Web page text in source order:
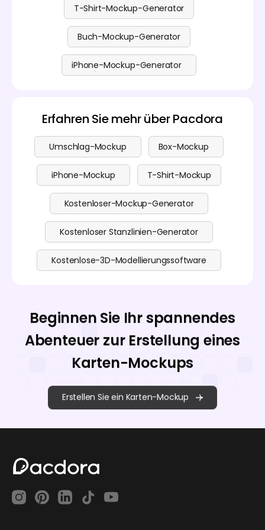
T-Shirt-Mockup-Generator
Buch-Mockup-Generator
iPhone-Mockup-Generator
Erfahren Sie mehr über Pacdora
Umschlag-Mockup Box-Mockup
iPhone-Mockup T-Shirt-Mockup
Kostenloser-Mockup-Generator
Kostenloser Stanzlinien-Generator
Kostenlose-3D-Modellierungssoftware
Beginnen Sie Ihr spannendes
Abenteuer zur Erstellung eines
Karten-Mockups
Erstellen Sie ein Karten-Mockup